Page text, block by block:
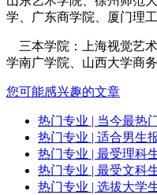
学、广东商学院、厦门理
三本学院：上海视觉艺
学南广学院、山西大学商务
您可能感兴趣的文章
热门专业 | 当今最热
热门专业 | 适合男生
热门专业 | 最受理科
热门专业 | 最受文科
热门专业 | 选拔大学